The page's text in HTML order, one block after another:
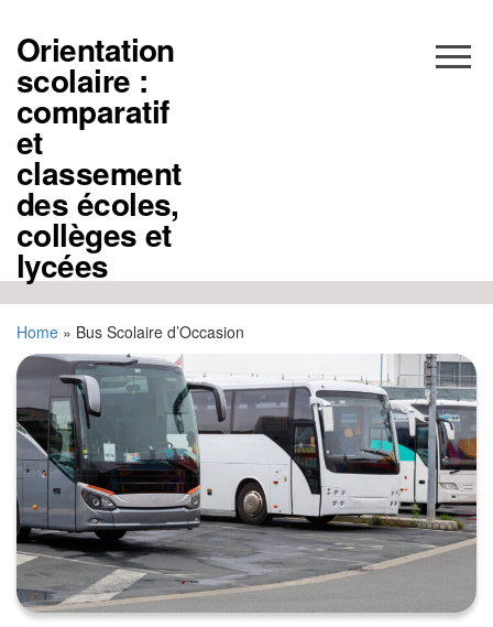
contenu
Orientation
scolaire :
comparatif
et
classement
des écoles,
collèges et
lycées
Home » Bus Scolaire d’Occasion